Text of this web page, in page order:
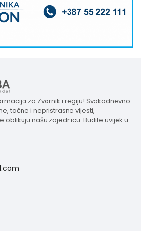
za Zvornik i regiju! Svakodnevno
tačne i nepristrasne vijesti,
oblikuju našu zajednicu. Budite uvijek u